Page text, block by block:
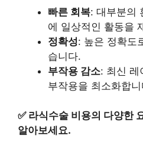
빠른 회복: 대부분의
에 일상적인 활동을
정확성: 높은 정확도
습니다.
부작용 감소: 최신 레
부작용을 최소화합니
✅ 라식수술 비용의 다양한
알아보세요.